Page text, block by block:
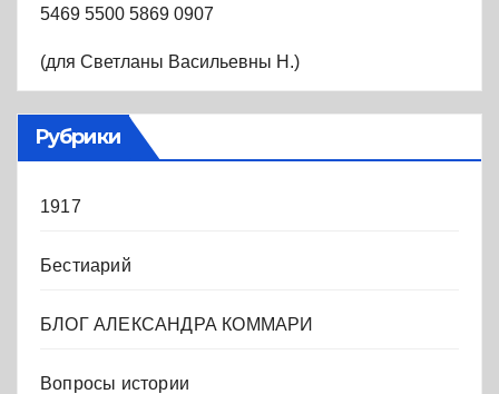
5469 5500 5869 0907
(для Светланы Васильевны Н.)
Рубрики
1917
Бестиарий
БЛОГ АЛЕКСАНДРА КОММАРИ
Вопросы истории